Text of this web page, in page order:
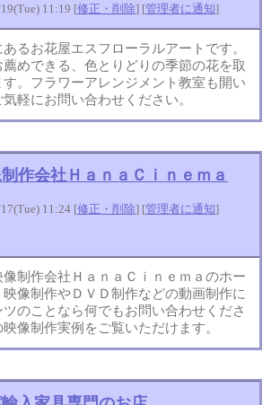
11:19 [修正・削除] [管理者に通知]
るお花屋エスフローラルアートです。
薦めできる、色とりどりの季節の花を取
す。フラワーアレンジメント教室も開い
軽にお問い合わせください。
作会社ＨａｎａＣｉｎｅｍａ
11:24 [修正・削除] [管理者に通知]
制作会社ＨａｎａＣｉｎｅｍａのホー
映像制作やＤＶＤ制作などの動画制作に
のことなら何でもお問い合わせくださ
像制作実例をご覧いただけます。